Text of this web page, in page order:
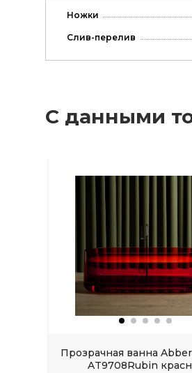
Ножки
Слив-перелив
С данными
Прозрачная ванна
AT9708Rubin